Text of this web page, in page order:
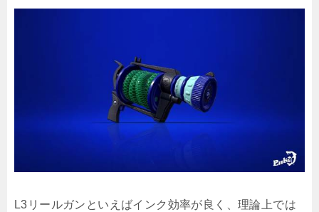
L3リールガンといえばインク効率が良く、理論上では